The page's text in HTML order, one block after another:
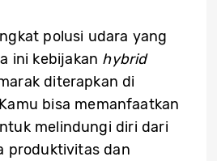
polusi udara yang
ini kebijakan hybrid
diterapkan di
bisa memanfaatkan
melindungi diri dari
produktivitas dan